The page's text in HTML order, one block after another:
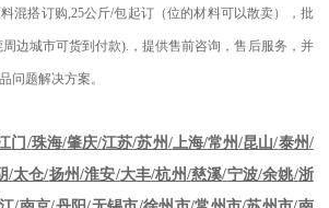
混搭订购 ,25公斤/包起订（位的材料可以散卖），批
边城市可货到付款). ，提供售前咨询，售后服务，并
问题解决方案。
门/珠海/肇庆/江苏/苏州/上海/常州/昆山/泰州/
/太仓/扬州/淮安/大丰/杭州/慈溪/宁波/余姚/浙